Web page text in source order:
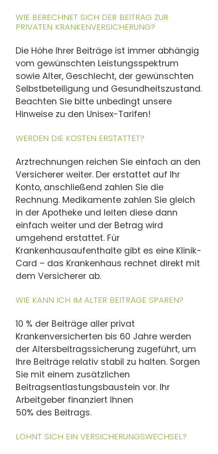
WIE BERECHNET SICH DER BEITRAG ZUR
PRIVATEN KRANKENVERSICHERUNG?
Die Höhe Ihrer Beiträge ist immer abhängig
vom gewünschten Leistungsspektrum
sowie Alter, Geschlecht, der gewünschten
Selbstbeteiligung und Gesundheitszustand.
Beachten Sie bitte unbedingt unsere
Hinweise zu den Unisex-Tarifen!
WERDEN DIE KOSTEN ERSTATTET?
Arztrechnungen reichen Sie einfach an den
Versicherer weiter. Der erstattet auf Ihr
Konto, anschließend zahlen Sie die
Rechnung. Medikamente zahlen Sie gleich
in der Apotheke und leiten diese dann
einfach weiter und der Betrag wird
umgehend erstattet. Für
Krankenhausaufenthalte gibt es eine Klinik-
Card – das Krankenhaus rechnet direkt mit
dem Versicherer ab.
WIE KANN ICH IM ALTER BEITRÄGE SPAREN?
10 % der Beiträge aller privat
Krankenversicherten bis 60 Jahre werden
der Altersbeitragssicherung zugeführt, um
Ihre Beiträge relativ stabil zu halten. Sorgen
Sie mit einem zusätzlichen
Beitragsentlastungsbaustein vor. Ihr
Arbeitgeber finanziert Ihnen
50% des Beitrags.
LOHNT SICH EIN VERSICHERUNGSWECHSEL?